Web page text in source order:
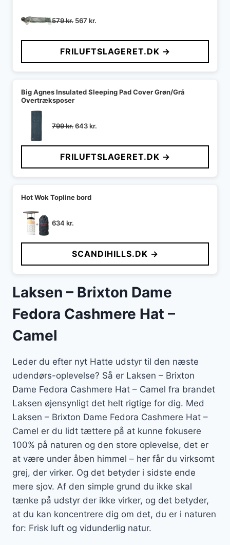
579kr. Den
pris
var:
579 kr..
567 kr.
pris
er:
567 kr..
FRILUFTSLAGERET.DK →
Big Agnes Insulated Sleeping Pad Cover Grøn/Grå
Overtræksposer
799kr.Den
pris
var:
799 kr..
643kr.
pris
er:
643 kr..
FRILUFTSLAGERET.DK →
Hot Wok Topline bord
634 kr.
SCANDIHILLS.DK →
Laksen – Brixton Dame
Fedora Cashmere Hat –
Camel
Leder du efter nyt Hatte udstyr til den næste
udendørs-oplevelse? Så er Laksen – Brixton
Dame Fedora Cashmere Hat – Camel fra brandet
Laksen øjensynligt det helt rigtige for dig. Med
Laksen – Brixton Dame Fedora Cashmere Hat –
Camel er du lidt tættere på at kunne fokusere
100% på naturen og den store oplevelse, det er
at være under åben himmel – her får du virksomt
grej, der virker. Og det betyder i sidste ende
mere sjov. Af den simple grund du ikke skal
tænke på udstyr der ikke virker, og det betyder,
at du kan koncentrere dig om det, du er i naturen
for: Frisk luft og vidunderlig natur.